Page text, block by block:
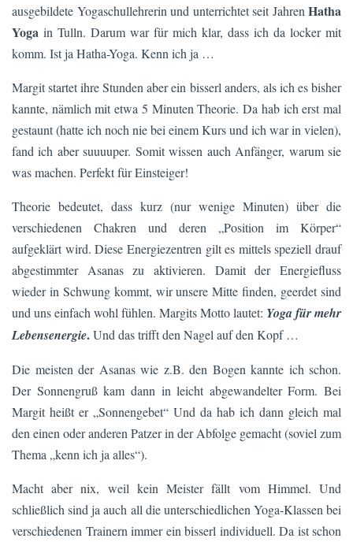
ausgebildete Yogaschullehrerin und unterrichtet seit Jahren Hatha
Yoga in Tulln. Darum war für mich klar, dass ich da locker mit
komm. Ist ja Hatha-Yoga. Kenn ich ja …
Margit startet ihre Stunden aber ein bisserl anders, als ich es bisher
kannte, nämlich mit etwa 5 Minuten Theorie. Da hab ich erst mal
gestaunt (hatte ich noch nie bei einem Kurs und ich war in vielen),
fand ich aber suuuuper. Somit wissen auch Anfänger, warum sie
was machen. Perfekt für Einsteiger!
Theorie bedeutet, dass kurz (nur wenige Minuten) über die
verschiedenen Chakren und deren „Position im Körper“
aufgeklärt wird. Diese Energiezentren gilt es mittels speziell drauf
abgestimmter Asanas zu aktivieren. Damit der Energiefluss
wieder in Schwung kommt, wir unsere Mitte finden, geerdet sind
und uns einfach wohl fühlen. Margits Motto lautet: Yoga für mehr
Lebensenergie.Und das trifft den Nagel auf den Kopf …
Die meisten der Asanas wie z.B. den Bogen kannte ich schon.
Der Sonnengruß kam dann in leicht abgewandelter Form. Bei
Margit heißt er „Sonnengebet“ Und da hab ich dann gleich mal
den einen oder anderen Patzer in der Abfolge gemacht (soviel zum
Thema „kenn ich ja alles“).
Macht aber nix, weil kein Meister fällt vom Himmel. Und
schließlich sind ja auch all die unterschiedlichen Yoga-Klassen bei
verschiedenen Trainern immer ein bisserl individuell. Da ist schon